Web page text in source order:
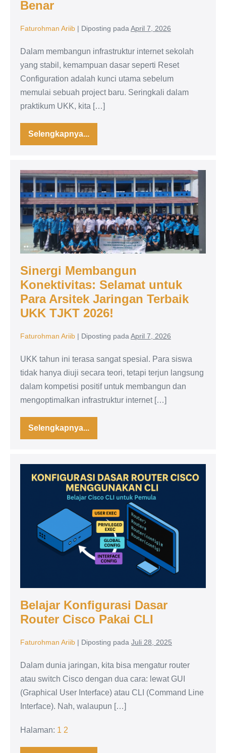
Benar
Faturohman Ariib | Diposting pada April 7, 2026
Dalam membangun infrastruktur internet sekolah
yang stabil, kemampuan dasar seperti Reset
Configuration adalah kunci utama sebelum
memulai sebuah project baru. Seringkali dalam
praktikum UKK, kita […]
Selengkapnya...
Master
Guide:
MikroTik
dengan
Aman
dan
Benar
Sinergi
Membangun
Konektivitas:
Selamat
untuk
Para
Jaringan
Terbaik
UKK
TJKT
Sinergi Membangun
Konektivitas: Selamat untuk
Para Arsitek Jaringan Terbaik
UKK TJKT 2026!
Faturohman Ariib | Diposting pada April 7, 2026
UKK tahun ini terasa sangat spesial. Para siswa
tidak hanya diuji secara teori, tetapi terjun langsung
dalam kompetisi positif untuk membangun dan
mengoptimalkan infrastruktur internet […]
Selengkapnya...
Sinergi
Membangun
untuk
Para
Arsitek
Jaringan
Terbaik
TJKT
Konfigurasi
Cisco
Pakai
Belajar Konfigurasi Dasar
Router Cisco Pakai CLI
Faturohman Ariib | Diposting pada Juli 28, 2025
Dalam dunia jaringan, kita bisa mengatur router
atau switch Cisco dengan dua cara: lewat GUI
(Graphical User Interface) atau CLI (Command Line
Interface). Nah, walaupun […]
Halaman: 1 2